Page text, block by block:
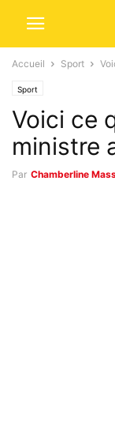
Accueil Sport
Sport
Voici ce
ministre
Par Chamberline